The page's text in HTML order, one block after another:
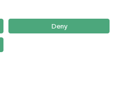
Como Chegar
Newsletter
Deny